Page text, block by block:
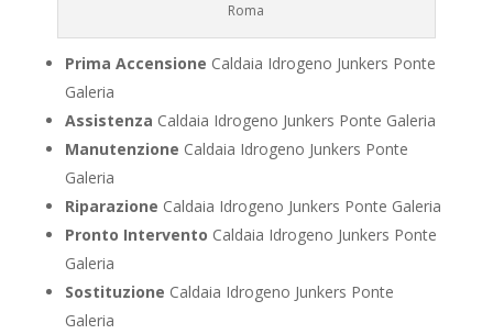
Roma
Prima Accensione Caldaia Idrogeno Junkers Ponte
Galeria
Assistenza Caldaia Idrogeno Junkers Ponte Galeria
Manutenzione Caldaia Idrogeno Junkers Ponte
Galeria
Riparazione Caldaia Idrogeno Junkers Ponte Galeria
Pronto Intervento Caldaia Idrogeno Junkers Ponte
Galeria
Sostituzione Caldaia Idrogeno Junkers Ponte
Galeria